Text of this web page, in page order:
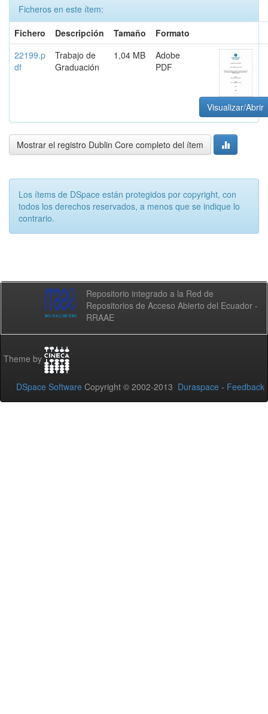
Ficheros en este ítem:
Fichero
Descripción Tamaño
Formato
22199.p
df
Trabajo de
Graduación
1,04 MB
Adobe
PDF
Visualizar/Abrir
Mostrar el registro Dublin Core completo del ítem
Los ítems de DSpace están protegidos por copyright, con
todos los derechos reservados, a menos que se indique lo
contrario.
Repositorio integrado a la Red de
Repositorios de Acceso Abierto del Ecuador -
RRAAE
Theme by
DSpace Software Copyright © 2002-2013 Duraspace - Feedback